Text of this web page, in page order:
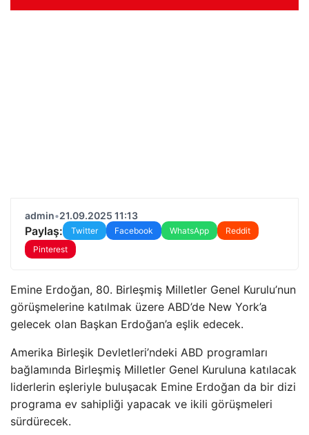
admin•21.09.2025 11:13
Paylaş: Twitter Facebook WhatsApp
Reddit
Pinterest
Emine Erdoğan, 80. Birleşmiş Milletler Genel Kurulu’nun
görüşmelerine katılmak üzere ABD’de New York’a
gelecek olan Başkan Erdoğan’a eşlik edecek.
Amerika Birleşik Devletleri’ndeki ABD programları
bağlamında Birleşmiş Milletler Genel Kuruluna katılacak
liderlerin eşleriyle buluşacak Emine Erdoğan da bir dizi
programa ev sahipliği yapacak ve ikili görüşmeleri
sürdürecek.